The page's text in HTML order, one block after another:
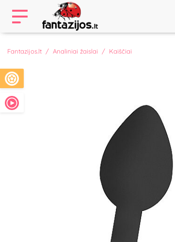
Fantazijos.lt Analiniai žaislai Kaiščiai